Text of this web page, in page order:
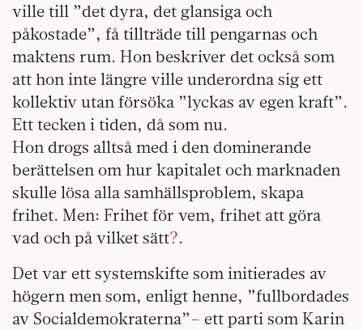
ville till ”det dyra, det glansiga och
påkostade”, få tillträde till pengarnas och
maktens rum. Hon beskriver det också som
att hon inte längre ville underordna sig ett
kollektiv utan försöka ”lyckas av egen kraft”.
Ett tecken i tiden, då som nu.
Hon drogs alltså med i den dominerande
berättelsen om hur kapitalet och marknaden
skulle lösa alla samhällsproblem, skapa
frihet. Men: Frihet för vem, frihet att göra
vad och på vilket sätt?.
Det var ett systemskifte som initierades av
högern men som, enligt henne, ”fullbordades
av Socialdemokraterna”– ett parti som Karin